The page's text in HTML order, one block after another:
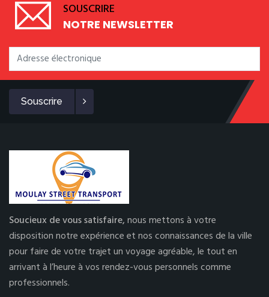
SOUSCRIRE
NOTRE NEWSLETTER
Souscrire
Soucieux de vous satisfaire,nous mettons à votre
disposition notre expérience et nos connaissances de la ville
pour faire de votre trajet un voyage agréable, le tout en
arrivant à l’heure à vos rendez-vous personnels comme
professionnels.